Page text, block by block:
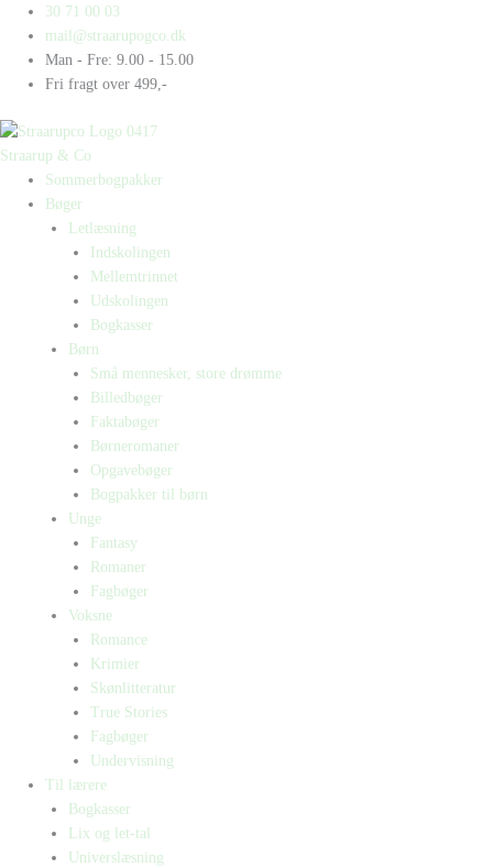
indholdet
30 71 00 03
mail@straarupogco.dk
Man - Fre: 9.00 - 15.00
Fri fragt over 499,-
Straarup & Co
Sommerbogpakker
Bøger
Letlæsning
Indskolingen
Mellemtrinnet
Udskolingen
Bogkasser
Børn
Små mennesker, store drømme
Billedbøger
Faktabøger
Børneromaner
Opgavebøger
Bogpakker til børn
Unge
Fantasy
Romaner
Fagbøger
Voksne
Romance
Krimier
Skønlitteratur
True Stories
Fagbøger
Undervisning
Til lærere
Bogkasser
Lix og let-tal
Universlæsning
Products
search
Products
search